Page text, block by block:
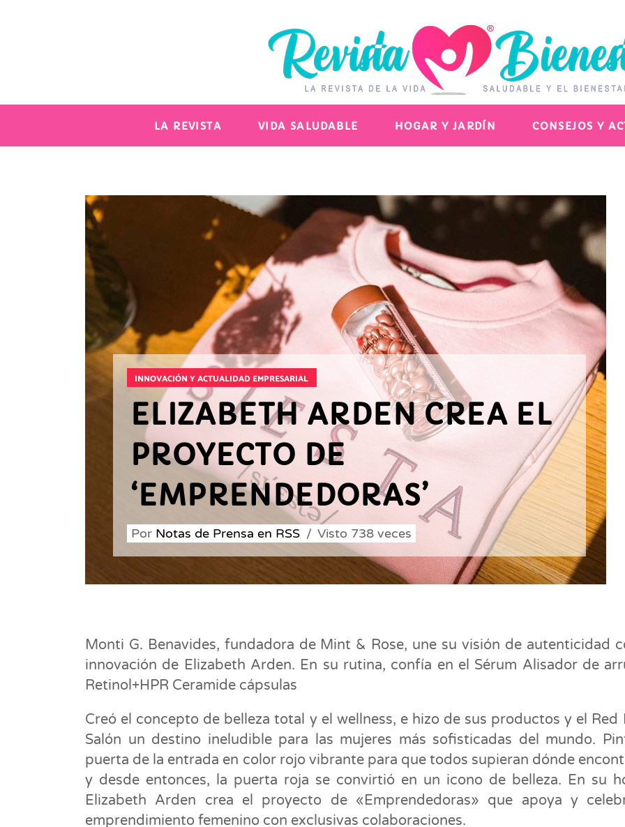
LA REVISTA VIDA SALUDABLE HOGAR Y JARDÍN CONSEJOS Y
INNOVACIÓN Y ACTUALIDAD EMPRESARIAL
ELIZABETH ARDEN CREA EL
PROYECTO DE
‘EMPRENDEDORAS’
Por Notas de Prensa en RSS Visto 738 veces
Monti G. Benavides, fundadora de Mint & Rose, une su visión de autenticidad
innovación de Elizabeth Arden. En su rutina, confía en el Sérum Alisador de
Retinol+HPR Ceramide cápsulas
Creó el concepto de belleza total y el wellness, e hizo de sus productos y el Red
Salón un destino ineludible para las mujeres más sofisticadas del mundo.
puerta de la entrada en color rojo vibrante para que todos supieran dónde
y desde entonces, la puerta roja se convirtió en un icono de belleza. En su
Elizabeth Arden crea el proyecto de «Emprendedoras» que apoya y
emprendimiento femenino con exclusivas colaboraciones.